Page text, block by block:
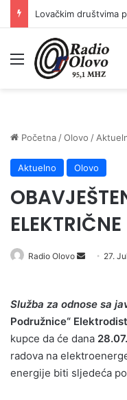
Lovačkim društvima
Meni
Početna /Olovo /
Aktuelno Olovo
Radio Olovo
Send 27.
Služba za odnose sa
Podružnice“
kupce da će dana
radova na
energije biti sljedeća